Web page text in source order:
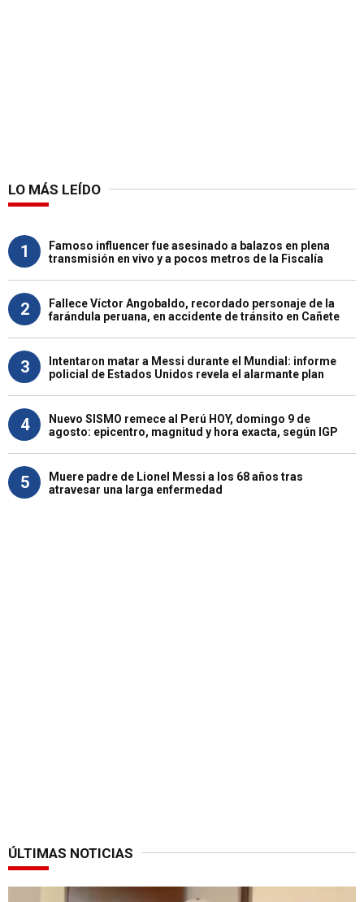
LO MÁS LEÍDO
1
Famoso influencer fue asesinado a balazos en plena
transmisión en vivo y a pocos metros de la Fiscalía
2
Fallece Víctor Angobaldo, recordado personaje de la
farándula peruana, en accidente de tránsito en Cañete
3
Intentaron matar a Messi durante el Mundial: informe
policial de Estados Unidos revela el alarmante plan
4
Nuevo SISMO remece al Perú HOY, domingo 9 de
agosto: epicentro, magnitud y hora exacta, según IGP
5
Muere padre de Lionel Messi a los 68 años tras
atravesar una larga enfermedad
ÚLTIMAS NOTICIAS